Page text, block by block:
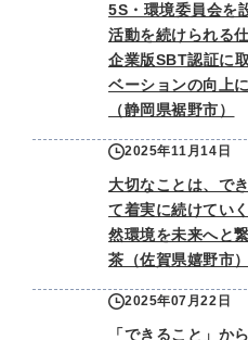
5S・環境委員会を
活動を続けられる
企業版SBT認証に
ベーションの向上
（静岡県裾野市）
2025年11月14日
大切なことは、で
て着実に続けてい
然環境を未来へと
茶（佐賀県嬉野市）
2025年07月22日
「できること」か